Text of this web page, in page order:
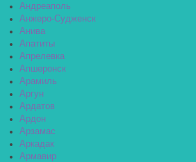
Андреаполь
Анжеро-Судженск
Анива
Апатиты
Апрелевка
Апшеронск
Арамиль
Аргун
Ардатов
Ардон
Арзамас
Аркадак
Армавир